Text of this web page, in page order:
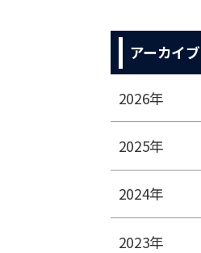
アーカイブ
2026年
2025年
2024年
2023年